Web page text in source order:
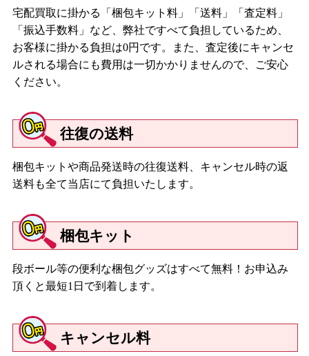
宅配買取に掛かる「梱包キット料」「送料」「査定料」
「振込手数料」など、弊社ですべて負担しているため、
お客様に掛かる負担は0円です。また、査定後にキャンセ
ルされる場合にも費用は一切かかりませんので、ご安心
ください。
往復の送料
梱包キットや商品発送時の往復送料、キャンセル時の返
送料も全て当店にて負担いたします。
梱包キット
段ボール等の便利な梱包グッズはすべて無料！お申込み
頂くと最短1日で到着します。
キャンセル料